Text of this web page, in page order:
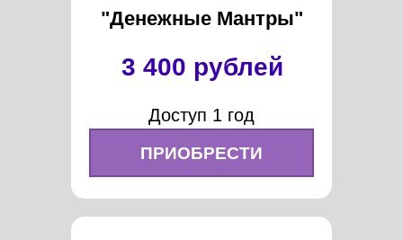
ПРИОБРЕСТИ
"Денежные Мантры"
3 400 рублей
Доступ 1 год